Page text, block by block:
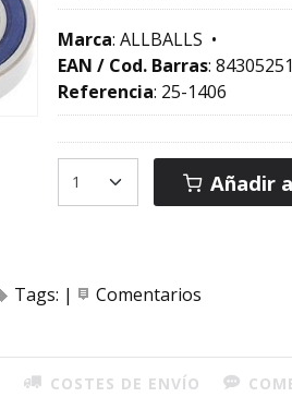
Marca: ALLBALLS •
EAN / Cod. Barras:
Referencia: 25-1406
Añadir
Tags: | Comentarios
COSTES DE ENVÍO